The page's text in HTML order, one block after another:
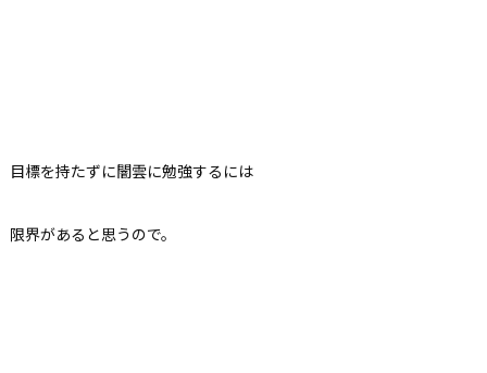
目標を持たずに闇雲に勉強するには
限界があると思うので。